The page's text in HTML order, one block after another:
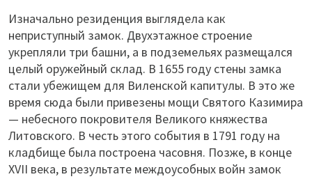
Изначально резиденция выглядела как
неприступный замок. Двухэтажное строение
укрепляли три башни, а в подземельях размещался
целый оружейный склад. В 1655 году стены замка
стали убежищем для Виленской капитулы. В это же
время сюда были привезены мощи Святого Казимира
— небесного покровителя Великого княжества
Литовского. В честь этого события в 1791 году на
кладбище была построена часовня. Позже, в конце
XVII века, в результате междоусобных войн замок